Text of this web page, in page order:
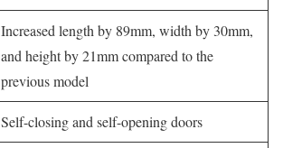
Increased length by 89mm, width by 30mm,
and height by 21mm compared to the
previous model
Self-closing and self-opening doors